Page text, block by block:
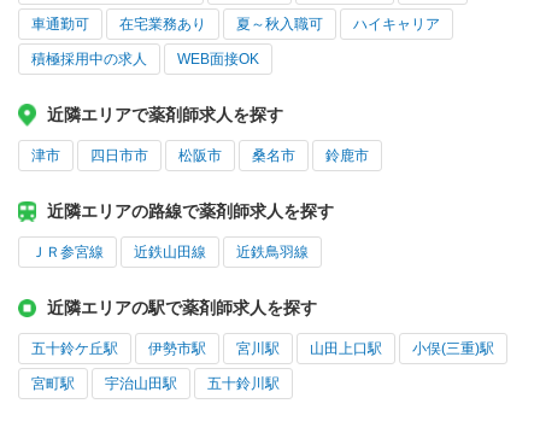
車通勤可 在宅業務あり 夏～秋入職可 ハイキャリア
積極採用中の求人 WEB面接OK
近隣エリアで薬剤師求人を探す
津市 四日市市 松阪市 桑名市 鈴鹿市
近隣エリアの路線で薬剤師求人を探す
ＪＲ参宮線 近鉄山田線 近鉄鳥羽線
近隣エリアの駅で薬剤師求人を探す
五十鈴ケ丘駅 伊勢市駅 宮川駅 山田上口駅 小俣(三重)駅
宮町駅 宇治山田駅 五十鈴川駅